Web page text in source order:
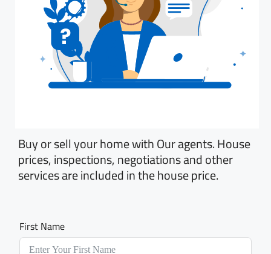
Buy or sell your home with Our agents. House
prices, inspections, negotiations and other
services are included in the house price.
First Name